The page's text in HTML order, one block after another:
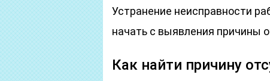
Устранение неисправности
начать с выявления причины
Как найти причину